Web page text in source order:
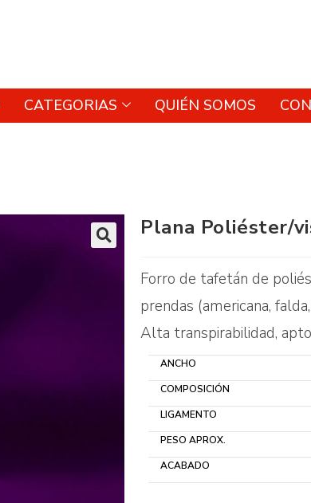
CATEGORIAS QUIÉN SOMOS
Plana Poliéster/
Forro de tafetán de
prendas (americana,
Alta transpirabilidad,
ANCHO
COMPOSICIÓN
LIGAMENTO
PESO APROX.
ACABADO